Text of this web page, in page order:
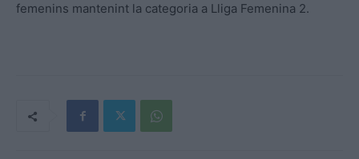
femenins mantenint la categoria a Lliga Femenina 2.